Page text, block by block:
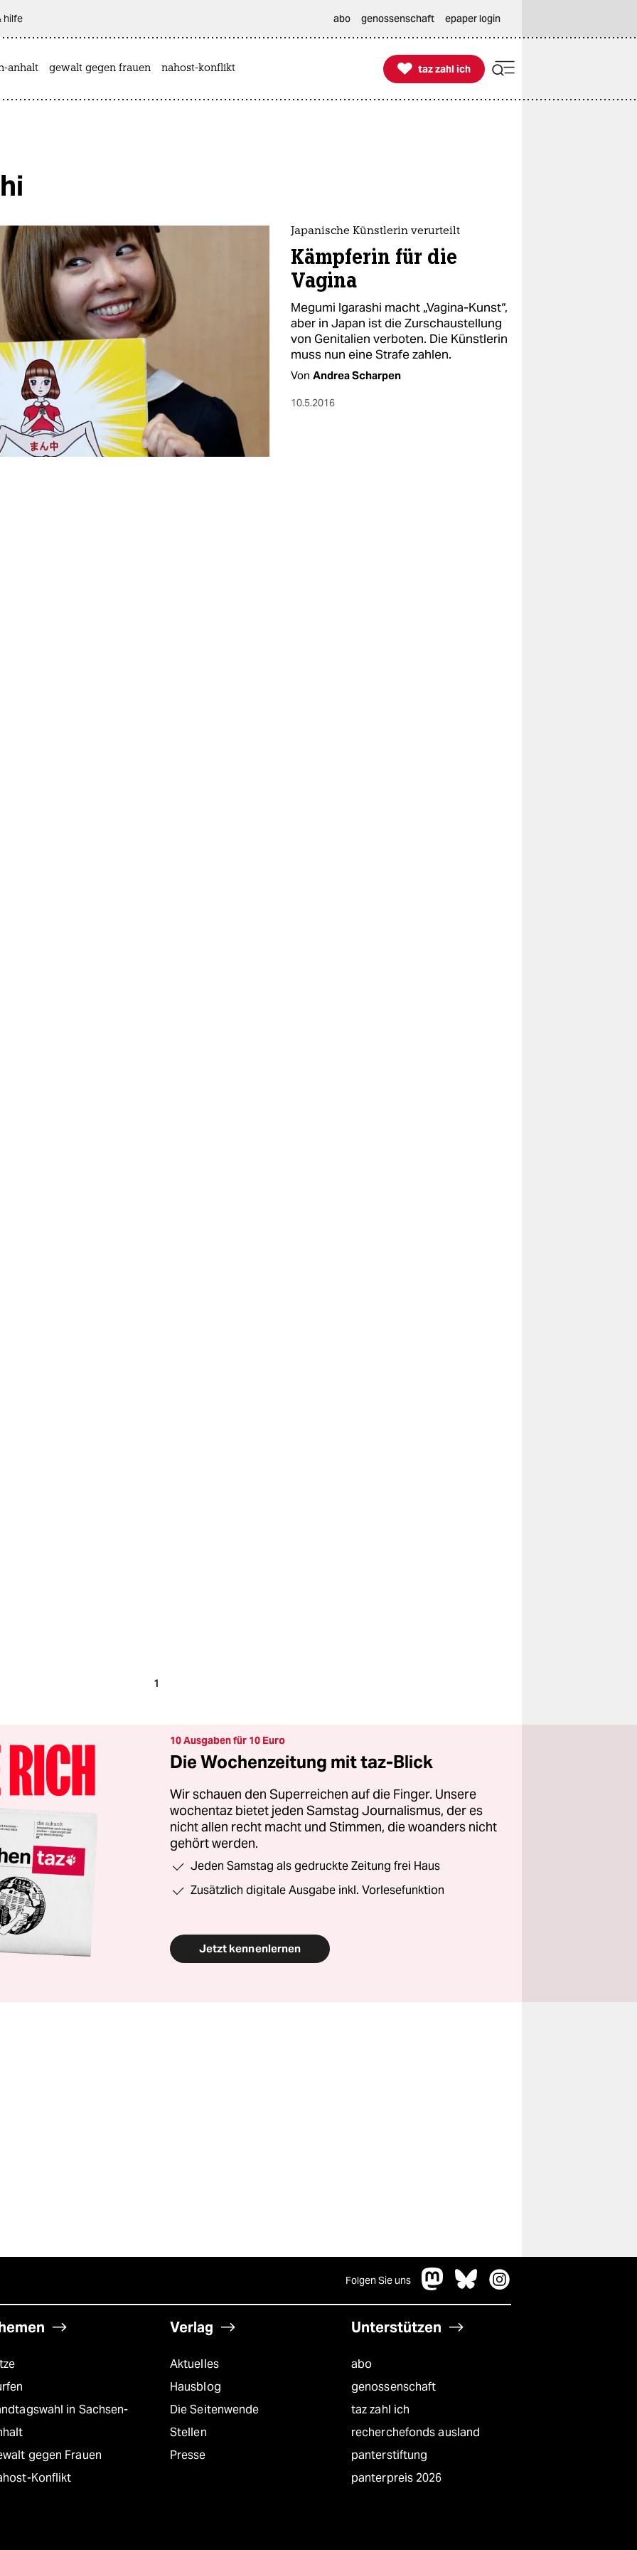
hilfe abo genossenschaft epaper login
anhalt gewalt gegen frauen nahost-konflikt 
taz zahl ich
taz zahl ich
Japanische Künstlerin verurteilt
Kämpferin für die
Vagina
Megumi Igarashi macht „Vagina-Kunst“,
aber in Japan ist die Zurschaustellung
von Genitalien verboten. Die Künstlerin
muss nun eine Strafe zahlen.
Von Andrea Scharpen
10.5.2016
1
10 Ausgaben für 10 Euro
Die Wochenzeitung mit taz-Blick
Wir schauen den Superreichen auf die Finger. Unsere
wochentaz bietet jeden Samstag Journalismus, der es
nicht allen recht macht und Stimmen, die woanders nicht
gehört werden.
Jeden Samstag als gedruckte Zeitung frei Haus
Zusätzlich digitale Ausgabe inkl. Vorlesefunktion
Jetzt kennenlernen
Folgen Sie uns
in Sachsen-
gegen Frauen
Konflikt
Verlag
Aktuelles
Hausblog
Die Seitenwende
Stellen
Presse
Unterstützen
abo
genossenschaft
taz zahl ich
recherchefonds ausland
panterstiftung
panterpreis 2026